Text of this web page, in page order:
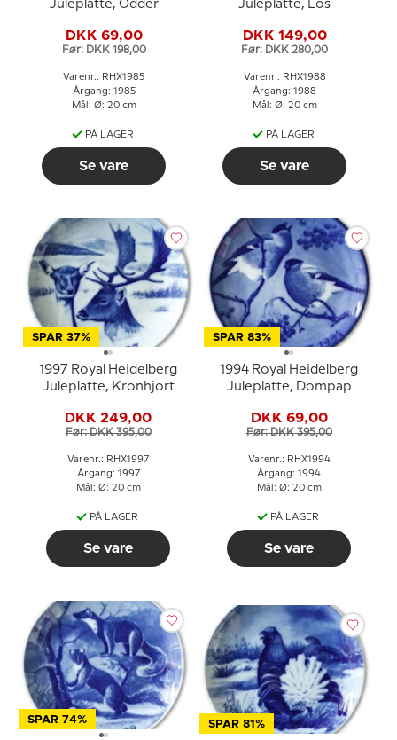
Juleplatte, Odder
DKK 69,00
Før: DKK 198,00
Varenr.: RHX1985
Årgang: 1985
Mål: Ø: 20 cm
PÅ LAGER
Se vare
Juleplatte, Los
DKK 149,00
Før: DKK 280,00
Varenr.: RHX1988
Årgang: 1988
Mål: Ø: 20 cm
PÅ LAGER
Se vare
SPAR 37%
1997 Royal Heidelberg
Juleplatte, Kronhjort
DKK 249,00
Før: DKK 395,00
Varenr.: RHX1997
Årgang: 1997
Mål: Ø: 20 cm
PÅ LAGER
Se vare
SPAR 83%
1994 Royal Heidelberg
Juleplatte, Dompap
DKK 69,00
Før: DKK 395,00
Varenr.: RHX1994
Årgang: 1994
Mål: Ø: 20 cm
PÅ LAGER
Se vare
SPAR 74% SPAR 81%